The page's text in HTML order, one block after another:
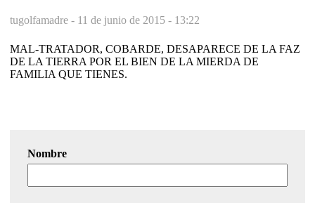
tugolfamadre - 11 de junio de 2015 - 13:22
MAL-TRATADOR, COBARDE, DESAPARECE DE LA FAZ
DE LA TIERRA POR EL BIEN DE LA MIERDA DE
FAMILIA QUE TIENES.
Nombre